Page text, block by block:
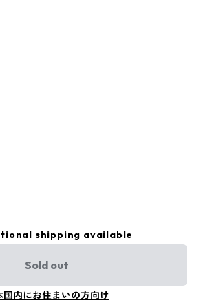
shipping available
Sold out
国内にお住まいの方向け